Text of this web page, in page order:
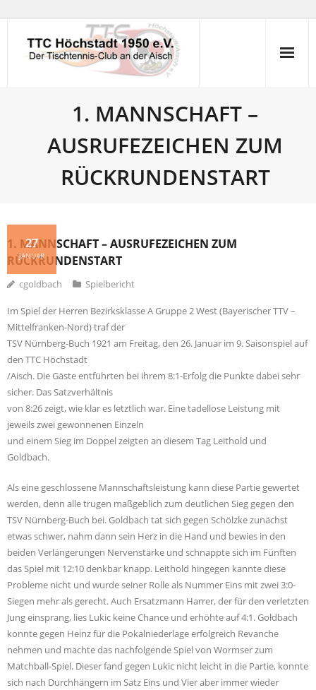
content
1. MANNSCHAFT –
AUSRUFEZEICHEN ZUM
RÜCKRUNDENSTART
1. MANNSCHAFT – AUSRUFEZEICHEN ZUM
RÜCKRUNDENSTART
27
JANUAR
cgoldbach Spielbericht
Im Spiel der Herren Bezirksklasse A Gruppe 2 West (Bayerischer TTV –
Mittelfranken-Nord) traf der
TSV Nürnberg-Buch 1921 am Freitag, den 26. Januar im 9. Saisonspiel auf
den TTC Höchstadt
/Aisch. Die Gäste entführten bei ihrem 8:1-Erfolg die Punkte dabei sehr
sicher. Das Satzverhältnis
von 8:26 zeigt, wie klar es letztlich war. Eine tadellose Leistung mit
jeweils zwei gewonnenen Einzeln
und einem Sieg im Doppel zeigten an diesem Tag Leithold und
Goldbach.
Als eine geschlossene Mannschaftsleistung kann diese Partie gewertet
werden, denn alle trugen maßgeblich zum deutlichen Sieg gegen den
TSV Nürnberg-Buch bei. Goldbach tat sich gegen Schölzke zunächst
etwas schwer, nahm dann sein Herz in die Hand und bewies in den
beiden Verlängerungen Nervenstärke und schnappte sich im Fünften
das Spiel mit 12:10 denkbar knapp. Leithold hingegen kannte diese
Probleme nicht und wurde seiner Rolle als Nummer Eins mit zwei 3:0-
Siegen mehr als gerecht. Auch Ersatzmann Harrer, der für den verletzten
Jung einsprang, lies Lukic keine Chance und erhöhte auf 4:1. Goldbach
konnte gegen Heinz für die Pokalniederlage erfolgreich Revanche
nehmen und machte das nachfolgende Spiel von Wormser zum
Matchball-Spiel. Dieser fand gegen Lukic nicht leicht in die Partie, konnte
sich nach Durchhängern im Satz Eins und Vier aber immer wieder